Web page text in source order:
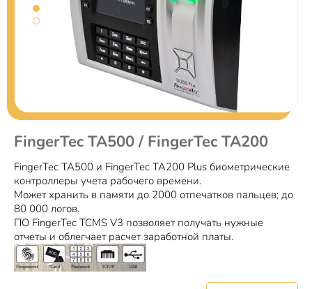
FingerTec TA500 / FingerTec TA200
FingerTec TA500 и FingerTec TA200 Plus биометрические
контроллеры учета рабочего времени.
Может хранить в памяти до 2000 отпечатков пальцев; до
80 000 логов.
ПО FingerTec TCMS V3 позволяет получать нужные
отчеты и облегчает расчет заработной платы.